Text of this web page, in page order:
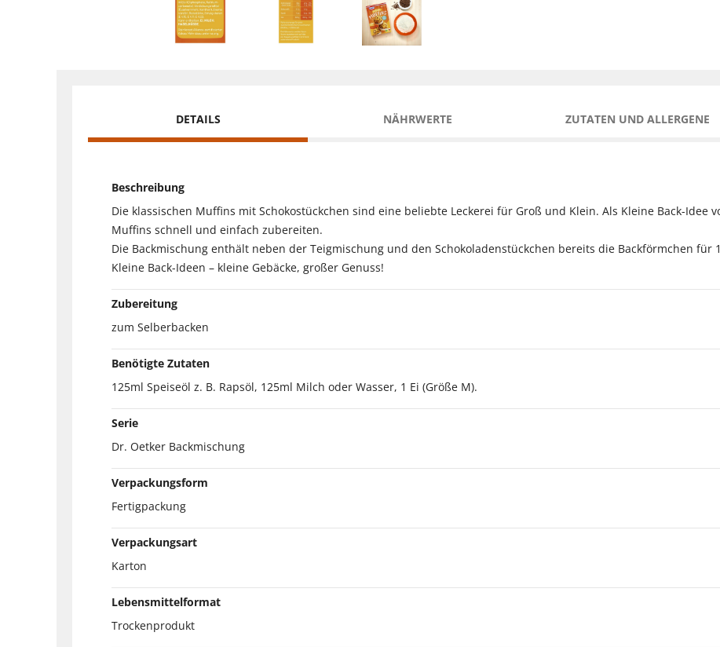
DETAILS NÄHRWERTE ZUTATEN UND ALLERGENE
Beschreibung
Die klassischen Muffins mit Schokostückchen sind eine beliebte Leckerei für Groß und Klein. Als Kleine Back-Idee
Muffins schnell und einfach zubereiten.
Die Backmischung enthält neben der Teigmischung und den Schokoladenstückchen bereits die Backförmchen für
Kleine Back-Ideen – kleine Gebäcke, großer Genuss!
Zubereitung
zum Selberbacken
Benötigte Zutaten
125ml Speiseöl z. B. Rapsöl, 125ml Milch oder Wasser, 1 Ei (Größe M).
Serie
Dr. Oetker Backmischung
Verpackungsform
Fertigpackung
Verpackungsart
Karton
Lebensmittelformat
Trockenprodukt